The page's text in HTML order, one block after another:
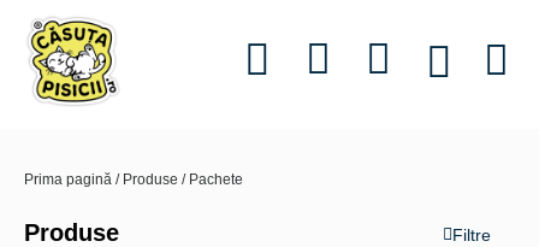
Prima pagină / Produse / Pachete
Produse Filtre